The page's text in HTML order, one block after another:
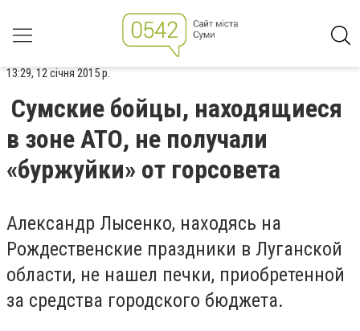
13:29, 12 січня 2015 р.
Сумские бойцы, находящиеся
в зоне АТО, не получали
«буржуйки» от горсовета
Александр Лысенко, находясь на
Рождественские праздники в Луганской
области, не нашел печки, приобретенной
за средства городского бюджета.